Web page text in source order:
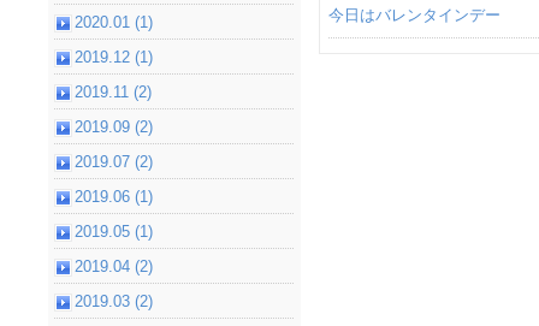
今日はバレンタインデー
2020.01 (1)
2019.12 (1)
2019.11 (2)
2019.09 (2)
2019.07 (2)
2019.06 (1)
2019.05 (1)
2019.04 (2)
2019.03 (2)